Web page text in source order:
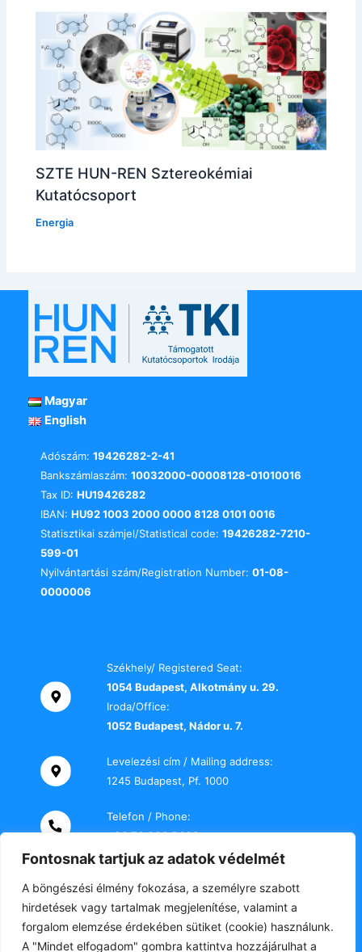
Fontosnak tartjuk az adatok védelmét
A böngészési élmény fokozása, a személyre szabott
hirdetések vagy tartalmak megjelenítése, valamint a
forgalom elemzése érdekében sütiket (cookie) használunk.
A "Mindet elfogadom" gombra kattintva hozzájárulhat a
SZTE HUN-REN Sztereokémiai
Kutatócsoport
Energia
Magyar
English
Adószám: 19426282-2-41
Bankszámlaszám: 10032000-00008128-01010016
Tax ID: HU19426282
IBAN: HU92 1003 2000 0000 8128 0101 0016
Statisztikai számjel/Statistical code: 19426282-7210-
599-01
Nyilvántartási szám/Registration Number: 01-08-
0000006
Székhely/ Registered Seat:
1054 Budapest, Alkotmány u. 29.
Iroda/Office:
1052 Budapest, Nádor u. 7.
Levelezési cím / Mailing address:
1245 Budapest, Pf. 1000
Telefon / Phone:
+36 70 000 2469
E-mail:
titkarsag@tki-office.hu